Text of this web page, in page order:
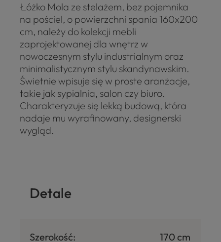
Łóżko Mola ze stelażem, bez pojemnika
na pościel, o powierzchni spania 160x200
cm, należy do kolekcji mebli
zaprojektowanej dla wnętrz w
nowoczesnym stylu industrialnym oraz
minimalistycznym stylu skandynawskim.
Świetnie wpisuje się w proste aranżacje,
takie jak sypialnia, salon czy biuro.
Charakteryzuje się lekką budową, która
nadaje mu wyrafinowany, designerski
wygląd.
Detale
Szerokość: 170 cm